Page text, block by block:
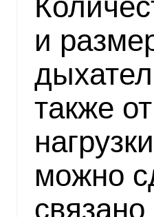
и
также
можно